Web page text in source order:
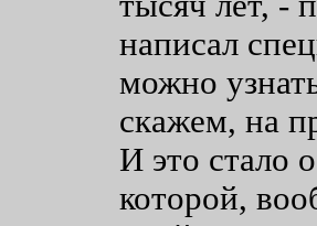
написал
можно
скажем, на
И это стало
которой,